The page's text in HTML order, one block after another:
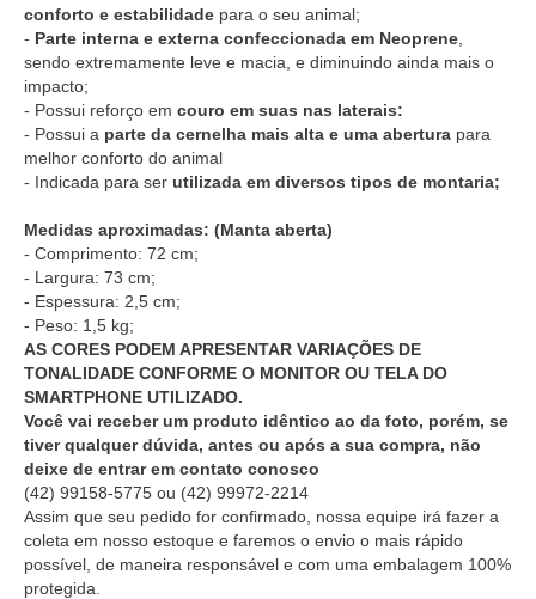
conforto e estabilidade para o seu animal;
- Parte interna e externa confeccionada em Neoprene
sendo extremamente leve e macia, e diminuindo ainda mais o
impacto;
- Possui reforço em couro em suas nas laterais:
- Possui a parte da cernelha mais alta e uma abertura para
melhor conforto do animal
- Indicada para ser utilizada em diversos tipos de montaria;
Medidas aproximadas: (Manta aberta)
- Comprimento: 72 cm;
- Largura: 73 cm;
- Espessura: 2,5 cm;
- Peso: 1,5 kg;
AS CORES PODEM APRESENTAR VARIAÇÕES DE
TONALIDADE CONFORME O MONITOR OU TELA DO
SMARTPHONE UTILIZADO.
Você vai receber um produto idêntico ao da foto, porém, se
tiver qualquer dúvida, antes ou após a sua compra, não
deixe de entrar em contato conosco
(42) 99158-5775 ou (42) 99972-2214
Assim que seu pedido for confirmado, nossa equipe irá fazer a
coleta em nosso estoque e faremos o envio o mais rápido
possível, de maneira responsável e com uma embalagem 100%
protegida.